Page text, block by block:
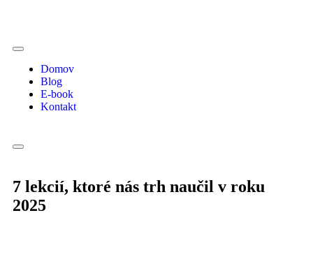
Domov
Blog
E-book
Kontakt
7 lekcií, ktoré nás trh naučil v roku
2025